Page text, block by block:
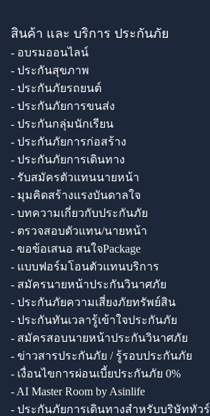
สินค้า และ บริการ ประกันภัย
- อบรมออนไลน์
- ประกันสุขภาพ
- ประกันภัยรถยนต์
- ประกันภัยการขนส่ง
- ประกันกลุ่มนักเรียน
- ประกันภัยการก่อสร้าง
- ประกันภัยการเดินทาง
- รับสมัครตัวแทนนายหน้า
- มุมคิดสร้างแรงบันดาลใจ
- บทความเกี่ยวกับประกันภัย
- ตรวจสอบตัวแทน/นายหน้า
- ขอข้อเสนอ สนใจPackage
- แบบฟอร์มโอนตัวแทนบริการ
- สมัครนายหน้าประกันวินาศภัย
- ประกันภัยความเสี่ยงภัยทรัพย์สิน
- ประกันทันเวลารู้เข้าใจประกันภัย
- สมัครสอบนายหน้าประกันวินาศภัย
- ข่าวสารประกันภัย / รู้รอบประกันภัย
- เงื่อนไขการผ่อนเบี้ยประกันภัย 0%
- AI Master Room by Asinlife
- ประกันภัยการเดินทางสำหรับบริษัททัวร์